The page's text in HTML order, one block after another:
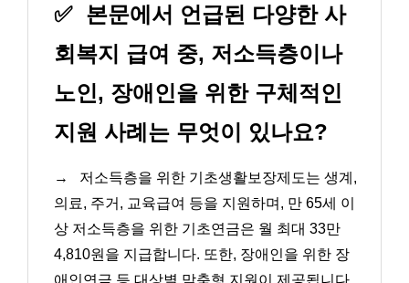
✅ 본문에서 언급된 다양한 사
회복지 급여 중, 저소득층이나
노인, 장애인을 위한 구체적인
지원 사례는 무엇이 있나요?
→
저소득층을 위한 기초생활보장제도는 생계,
의료, 주거, 교육급여 등을 지원하며, 만 65세 이
상 저소득층을 위한 기초연금은 월 최대 33만
4,810원을 지급합니다. 또한, 장애인을 위한 장
애인연금 등 대상별 맞춤형 지원이 제공됩니다.